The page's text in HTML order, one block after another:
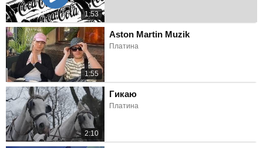
1:53
1:55
Aston Martin Muzik
Платина
2:10
Гикаю
Платина